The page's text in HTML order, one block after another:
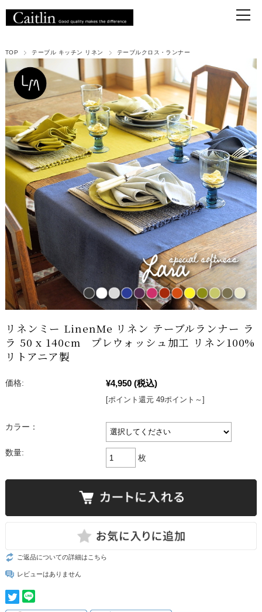
TOP テーブル キッチン リネン テーブルクロス・ランナー
リネンミー LinenMe リネン テーブルランナー ラ
ラ 50 x 140cm プレウォッシュ加工 リネン100%
リトアニア製
価格: ¥4,950 (税込)
[ポイント還元 49ポイント～]
カラー：
数量:
枚
ご返品についての詳細はこちら
レビューはありません